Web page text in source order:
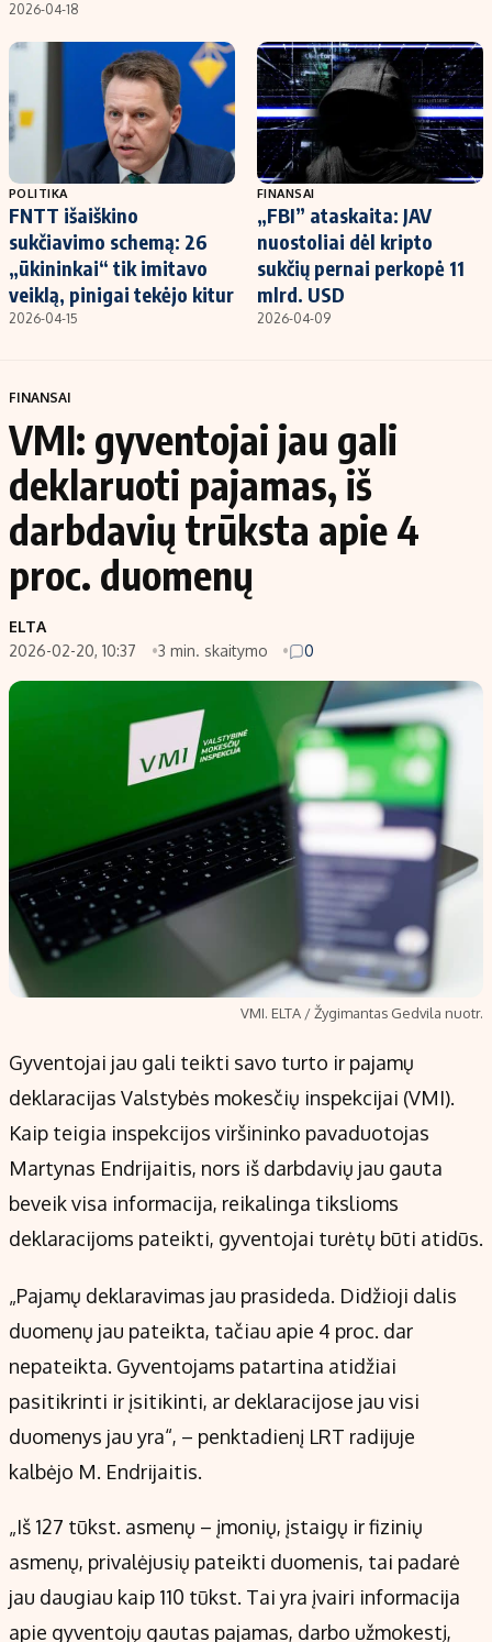
2026-04-18
POLITIKA
FNTT išaiškino
sukčiavimo schemą: 26
„ūkininkai“ tik imitavo
veiklą, pinigai tekėjo kitur
2026-04-15
FINANSAI
„FBI” ataskaita: JAV
nuostoliai dėl kripto
sukčių pernai perkopė 11
mlrd. USD
2026-04-09
FINANSAI
VMI: gyventojai jau gali
deklaruoti pajamas, iš
darbdavių trūksta apie 4
proc. duomenų
ELTA
2026-02-20, 10:37
3 min. skaitymo 0
VMI. ELTA / Žygimantas Gedvila nuotr.
Gyventojai jau gali teikti savo turto ir pajamų
deklaracijas Valstybės mokesčių inspekcijai (VMI).
Kaip teigia inspekcijos viršininko pavaduotojas
Martynas Endrijaitis, nors iš darbdavių jau gauta
beveik visa informacija, reikalinga tikslioms
deklaracijoms pateikti, gyventojai turėtų būti atidūs.
„Pajamų deklaravimas jau prasideda. Didžioji dalis
duomenų jau pateikta, tačiau apie 4 proc. dar
nepateikta. Gyventojams patartina atidžiai
pasitikrinti ir įsitikinti, ar deklaracijose jau visi
duomenys jau yra“, – penktadienį LRT radijuje
kalbėjo M. Endrijaitis.
„Iš 127 tūkst. asmenų – įmonių, įstaigų ir fizinių
asmenų, privalėjusių pateikti duomenis, tai padarė
jau daugiau kaip 110 tūkst. Tai yra įvairi informacija
apie gyventojų gautas pajamas, darbo užmokestį,